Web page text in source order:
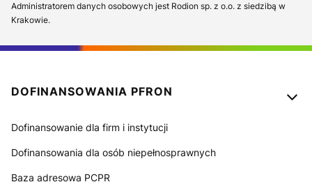
Administratorem danych osobowych jest Rodion sp. z o.o. z siedzibą w
Krakowie.
Linki w stopce
DOFINANSOWANIA PFRON
Dofinansowanie dla firm i instytucji
Dofinansowania dla osób niepełnosprawnych
Baza adresowa PCPR